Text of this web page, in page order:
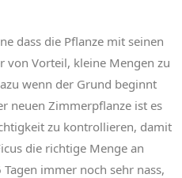
dass die Pflanze mit seinen
von Vorteil, kleine Mengen zu
wenn der Grund beginnt
neuen Zimmerpflanze ist es
zu kontrollieren, damit
die richtige Menge an
immer noch sehr nass,